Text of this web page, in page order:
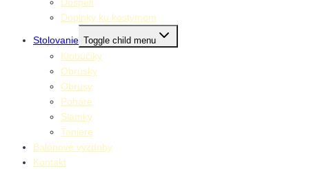
Doplnky ku kostýmom
Stolovanie Toggle child menu
Klobúčiky
Obrúsky
Obrusy
Poháre
Slamky
Taniere
Balónové výzdoby
Kontakt